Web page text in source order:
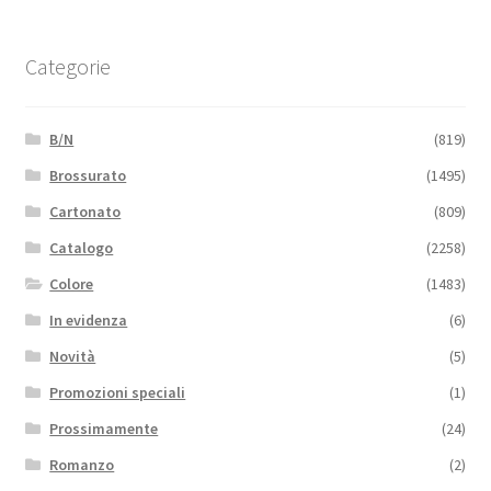
Categorie
B/N
(819)
Brossurato
(1495)
Cartonato
(809)
Catalogo
(2258)
Colore
(1483)
In evidenza
(6)
Novità
(5)
Promozioni speciali
(1)
Prossimamente
(24)
Romanzo
(2)